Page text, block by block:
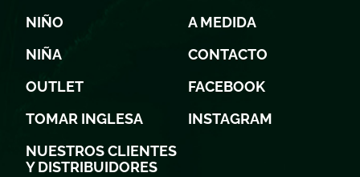
NIÑO
NIÑA
OUTLET
TOMAR INGLESA
NUESTROS CLIENTES
Y DISTRIBUIDORES
A MEDIDA
CONTACTO
FACEBOOK
INSTAGRAM